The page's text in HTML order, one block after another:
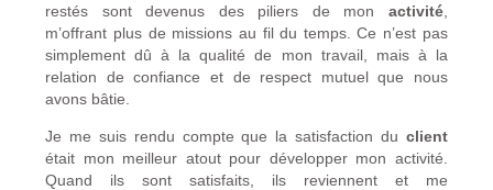
restés sont devenus des piliers de mon activité,
m’offrant plus de missions au fil du temps. Ce n’est pas
simplement dû à la qualité de mon travail, mais à la
relation de confiance et de respect mutuel que nous
avons bâtie.
Je me suis rendu compte que la satisfaction du client
était mon meilleur atout pour développer mon activité.
Quand ils sont satisfaits, ils reviennent et me